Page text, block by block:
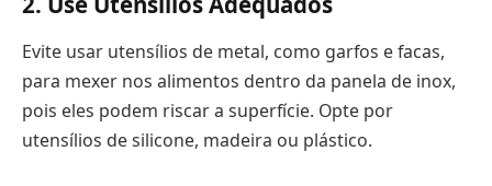
Evite usar utensílios de metal, como garfos e facas,
para mexer nos alimentos dentro da panela de inox,
pois eles podem riscar a superfície. Opte por
utensílios de silicone, madeira ou plástico.